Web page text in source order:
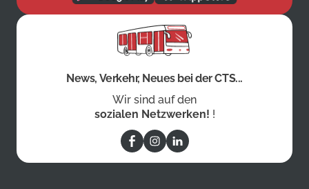
News, Verkehr, Neues bei der CTS...
Wir sind auf den
sozialen Netzwerken! !